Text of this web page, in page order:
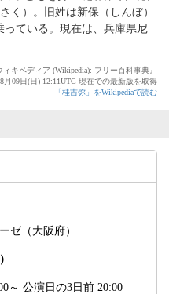
く）。旧姓は新保（しんぼ）
ている。現在は、兵庫県尼
ィキペディア (Wikipedia): フリー百科事典』
月09日(日) 12:11UTC 現在での最新版を取得
「桂吉弥」をWikipediaで読む
ゼ（大阪府）
～ 公演日の3日前 20:00